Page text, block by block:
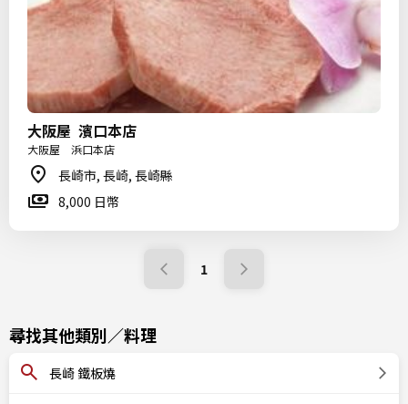
大阪屋 濱口本店
大阪屋 浜口本店
長崎市, 長崎, 長崎縣
8,000 日幣
1
尋找其他類別／料理
長崎 鐵板燒